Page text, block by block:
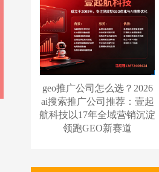
geo推广公司怎么选？2026
ai搜索推广公司推荐：壹起
航科技以17年全域营销沉淀
领跑GEO新赛道